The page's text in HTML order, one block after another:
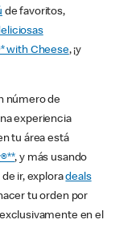
de favoritos,
with Cheese, ¡y
número de
experiencia
tu área está
, y más usando
de ir, exploradeals
tu orden por
exclusivamente en el